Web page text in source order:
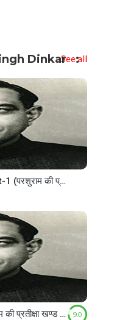
DinkarSee all
Parashuram ki Prateeksha Part-1 (परशुराम की प्रतीक्षा खण्ड 1)
Pashuram ki Prateeksha (परशुराम की प्रतीक्षा खण्ड 2) 9.0